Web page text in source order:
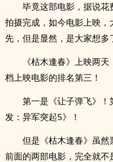
毕竟这部电影，据说
拍摄完成，如今电影上映
先，但是显然，是大家想多
《枯木逢春》上映两
档上映电影的排名第三！
第一是《让子弹飞》
发：异军突起5》！
但是《枯木逢春》虽
前面的两部电影，完全就不